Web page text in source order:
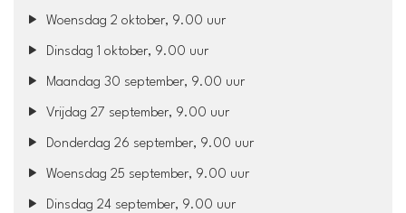
Woensdag 2 oktober, 9.00 uur
Dinsdag 1 oktober, 9.00 uur
Maandag 30 september, 9.00 uur
Vrijdag 27 september, 9.00 uur
Donderdag 26 september, 9.00 uur
Woensdag 25 september, 9.00 uur
Dinsdag 24 september, 9.00 uur